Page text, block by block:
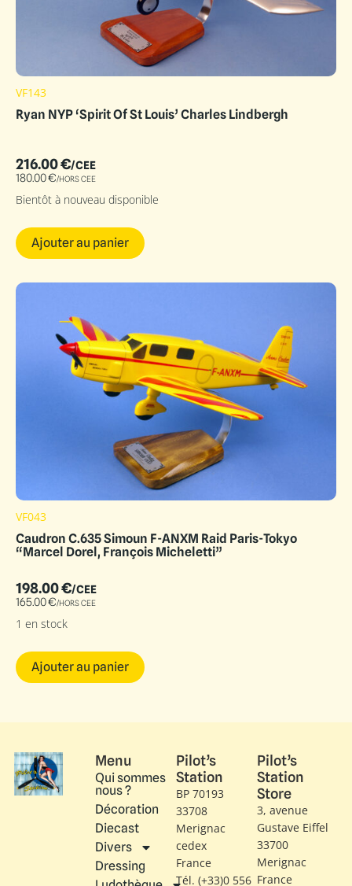
VF143
Ryan NYP ‘Spirit Of St Louis’ Charles Lindbergh
216.00€/CEE
180.00€/HORS CEE
Bientôt à nouveau disponible
Ajouter au panier
VF043
Caudron C.635 Simoun F-ANXM Raid Paris-Tokyo
“Marcel Dorel, François Micheletti”
198.00€/CEE
165.00€/HORS CEE
1 en stock
Ajouter au panier
Menu
Qui sommes
nous ?
Décoration
Diecast
Divers
Dressing
Pilot’s
Station
BP 70193
33708
Merignac
cedex
France
Tél. (+33)0 556
Pilot’s
Station
Store
3, avenue
Gustave Eiffel​
33700
Merignac
France